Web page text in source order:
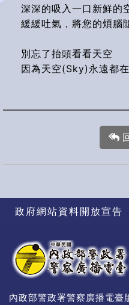
深深的吸入一口新鮮的
緩緩吐氣，將您的煩腦
別忘了抬頭看看天空
因為天空(Sky)永遠都
政府網站資料開放宣告
內政部警政署警察廣播電臺